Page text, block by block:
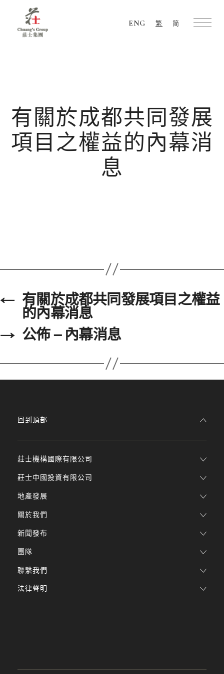
ENG 繁 简
有關於成都共同發展
項目之權益的內幕消
息
← 有關於成都共同發展項目之權益
的內幕消息
→ 公佈 – 內幕消息
莊士機構國際有限公司
莊士中國投資有限公司
地產發展
關於我們
新聞發布
團隊
回到頂部
聯繫我們
法律聲明